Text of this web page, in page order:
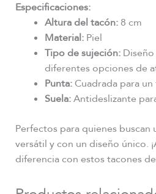
Especificaciones:
Altura del tacón:8 cm
Material:Piel
Tipo de sujeción:Diseño
diferentes opciones de
Punta:Cuadrada para
Suela:Antideslizante
Perfectos para quienes buscan
versátil y con un diseño único.
diferencia con estos tacones